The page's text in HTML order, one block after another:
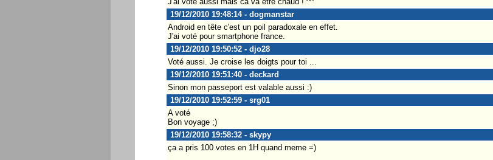
19/12/2010 19:48:14 - dogmanstar
Android en tête c'est un poil paradoxale en effet.
J'ai voté pour smartphone france.
19/12/2010 19:50:52 - djo28
Voté aussi. Je croise les doigts pour toi ...
19/12/2010 19:51:40 - deckard
Sinon mon passeport est valable aussi :)
19/12/2010 19:52:59 - srg01
A voté
Bon voyage ;)
19/12/2010 19:58:32 - skypy
ça a pris 100 votes en 1H quand meme =)